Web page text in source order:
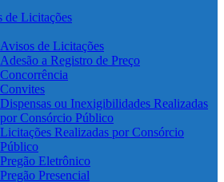
de Licitações
Avisos de Licitações
Adesão a Registro de Preço
Concorrência
Convites
Dispensas ou Inexigibilidades Realizadas
por Consórcio Público
Licitações Realizadas por Consórcio
Público
Pregão Eletrônico
Pregão Presencial